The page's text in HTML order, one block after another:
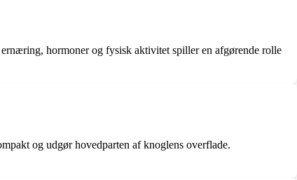
hormoner og fysisk aktivitet spiller en afgørende rolle
og udgør hovedparten af knoglens overflade.